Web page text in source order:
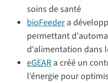
soins de santé
bioFeedera
permettant
d'alimentation dans
eGEAR a créé un
l'énergie pour